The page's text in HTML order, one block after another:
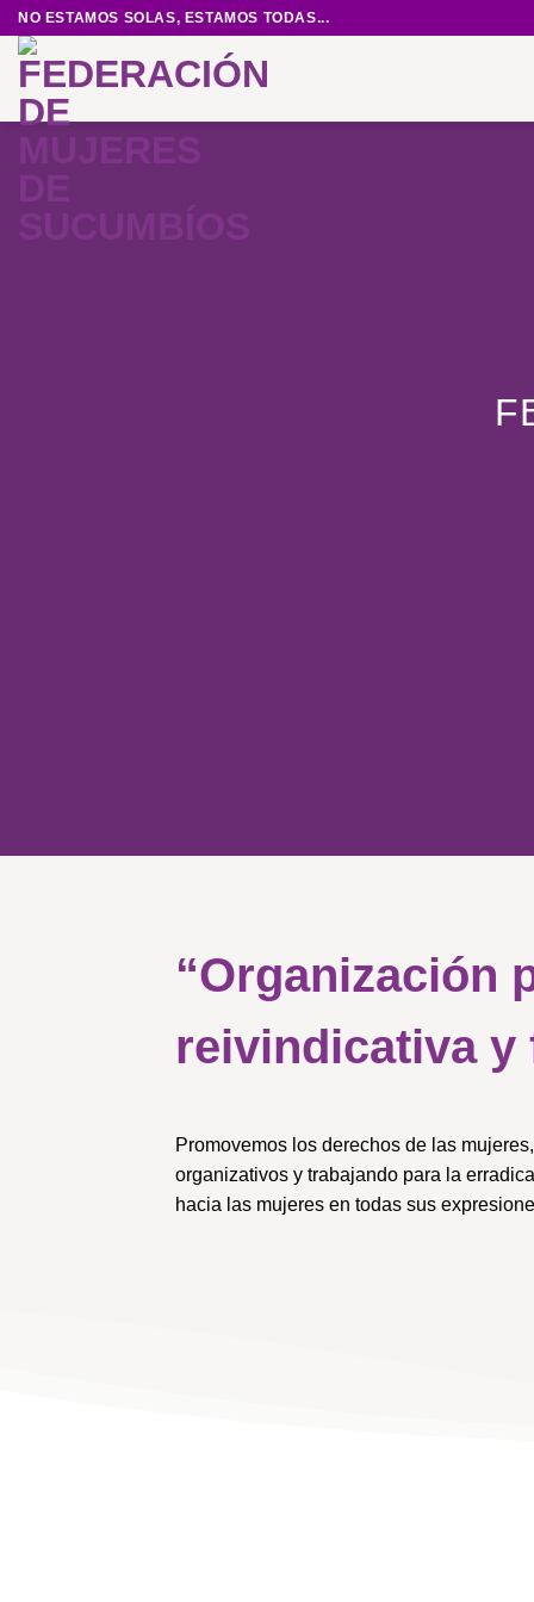
Saltar
contenido
NO ESTAMOS SOLAS, ESTAMOS TODAS...
“Organización
reivindicativa y
Promovemos los derechos de las
organizativos y trabajando para la
hacia las mujeres en todas sus